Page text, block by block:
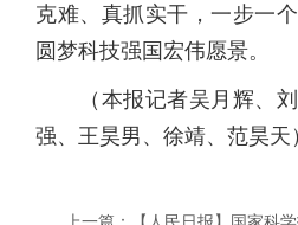
克难、真抓实干，一步一
圆梦科技强国宏伟愿景。
（本报记者吴月辉、刘
强、王昊男、徐靖、范昊天